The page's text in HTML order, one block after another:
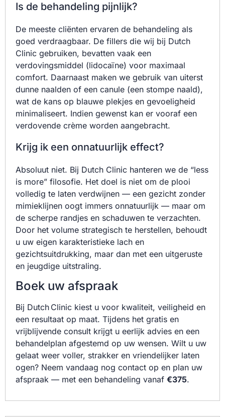
Is de behandeling pijnlijk?
De meeste cliënten ervaren de behandeling als
goed verdraagbaar. De fillers die wij bij Dutch
Clinic gebruiken, bevatten vaak een
verdovingsmiddel (lidocaïne) voor maximaal
comfort. Daarnaast maken we gebruik van uiterst
dunne naalden of een canule (een stompe naald),
wat de kans op blauwe plekjes en gevoeligheid
minimaliseert. Indien gewenst kan er vooraf een
verdovende crème worden aangebracht.
Krijg ik een onnatuurlijk effect?
Absoluut niet. Bij Dutch Clinic hanteren we de “less
is more” filosofie. Het doel is niet om de plooi
volledig te laten verdwijnen — een gezicht zonder
mimieklijnen oogt immers onnatuurlijk — maar om
de scherpe randjes en schaduwen te verzachten.
Door het volume strategisch te herstellen, behoudt
u uw eigen karakteristieke lach en
gezichtsuitdrukking, maar dan met een uitgeruste
en jeugdige uitstraling.
Boek uw afspraak
Bij Dutch Clinic kiest u voor kwaliteit, veiligheid en
een resultaat op maat. Tijdens het gratis en
vrijblijvende consult krijgt u eerlijk advies en een
behandelplan afgestemd op uw wensen. Wilt u uw
gelaat weer voller, strakker en vriendelijker laten
ogen? Neem vandaag nog contact op en plan uw
afspraak — met een behandeling vanaf €375.